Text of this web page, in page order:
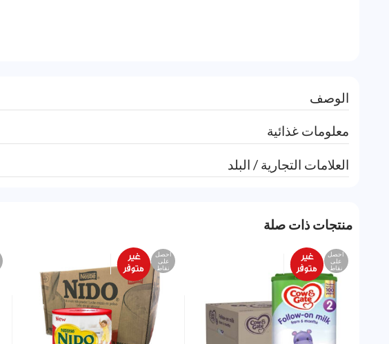
الوصف
معلومات غذائية
العلامات التجارية / البلد
منتجات ذات صلة
احصل
على
نقاط
احصل
على
نقاط